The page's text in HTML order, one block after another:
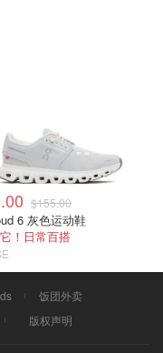
$155.00
6 灰色运动鞋
！日常百搭
饭团外卖
版权声明